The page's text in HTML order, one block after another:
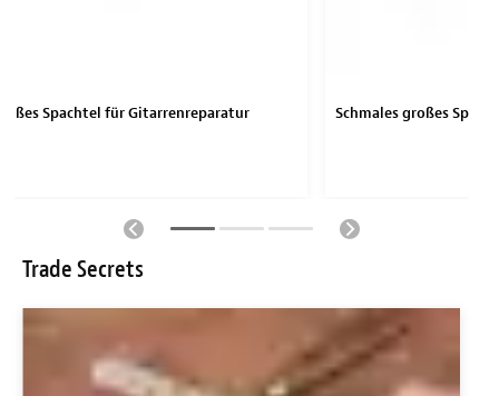
Spachtel für Gitarrenreparatur Schmales großes
Trade Secrets